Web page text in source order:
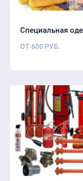
Специальная
ОТ 600 РУБ.